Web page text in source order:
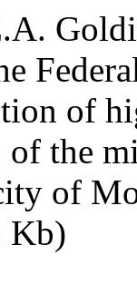
of
of the
of
Kb)